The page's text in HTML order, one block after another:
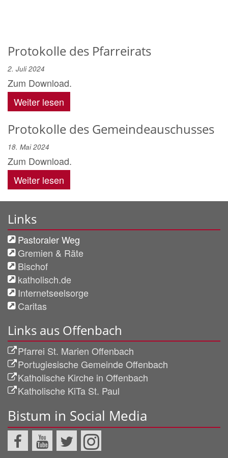
Protokolle des Pfarreirats
2. Juli 2024
Zum Download.
Weiter lesen
Protokolle des Gemeindeauschusses
18. Mai 2024
Zum Download.
Weiter lesen
Links
Pastoraler Weg
Gremien & Räte
Bischof
katholisch.de
Internetseelsorge
Caritas
Links aus Offenbach
Pfarrei St. Marien Offenbach
Portugiesische Gemeinde Offenbach
Katholische Kirche in Offenbach
Katholische KiTa St. Paul
Bistum in Social Media